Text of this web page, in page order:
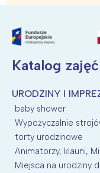
Katalog
URODZINY I
baby shower
Wypożyczalnie
torty urodzinowe
Animatorzy, klauni,
Miejsca na urodziny